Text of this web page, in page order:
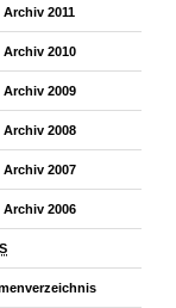
Archiv 2011
Archiv 2010
Archiv 2009
Archiv 2008
Archiv 2007
Archiv 2006